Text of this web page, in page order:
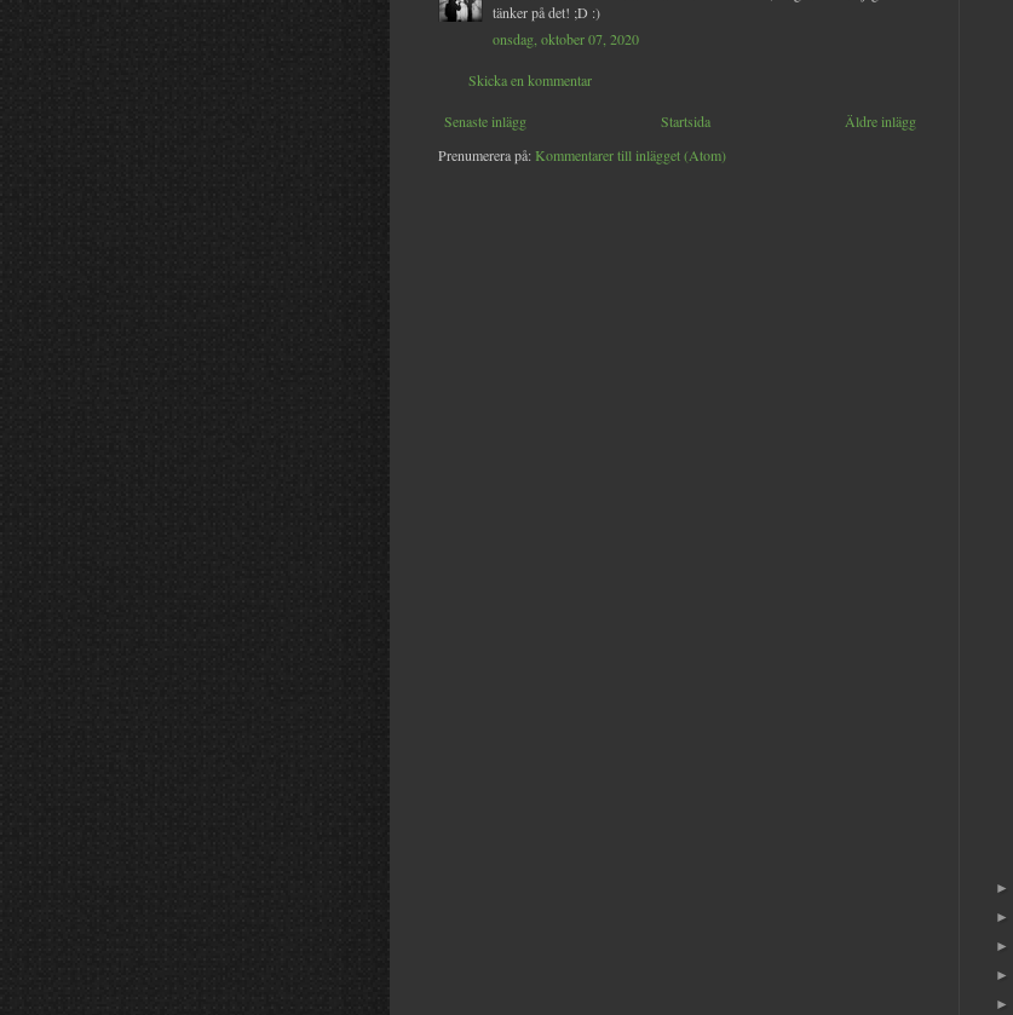
tänker på det! ;D :)
onsdag, oktober 07, 2020
Skicka en kommentar
Senaste inlägg Äldre inlägg
Startsida
Prenumerera på: Kommentarer till inlägget (Atom)
►
►
►
►
►